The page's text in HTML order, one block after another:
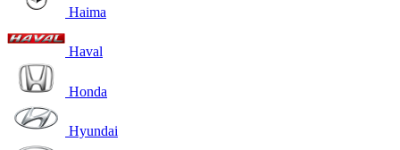
Haima
Haval
Honda
Hyundai